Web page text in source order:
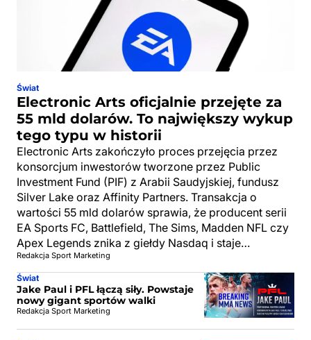
Świat
Electronic Arts oficjalnie przejęte za
55 mld dolarów. To największy wykup
tego typu w historii
Electronic Arts zakończyło proces przejęcia przez
konsorcjum inwestorów tworzone przez Public
Investment Fund (PIF) z Arabii Saudyjskiej, fundusz
Silver Lake oraz Affinity Partners. Transakcja o
wartości 55 mld dolarów sprawia, że producent serii
EA Sports FC, Battlefield, The Sims, Madden NFL czy
Apex Legends znika z giełdy Nasdaq i staje…
Redakcja Sport Marketing
Świat
Jake Paul i PFL łączą siły. Powstaje
nowy gigant sportów walki
Redakcja Sport Marketing